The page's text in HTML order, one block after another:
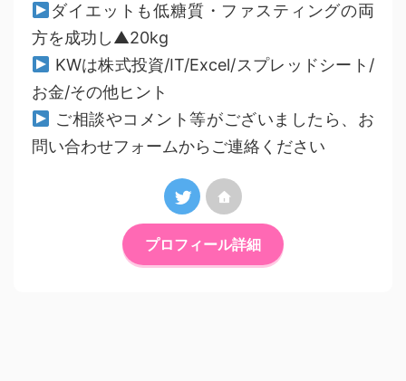
ダイエットも低糖質・ファスティングの両
方を成功し▲20kg
KWは株式投資/IT/Excel/スプレッドシート/
お金/その他ヒント
ご相談やコメント等がございましたら、お
問い合わせフォームからご連絡ください
プロフィール詳細